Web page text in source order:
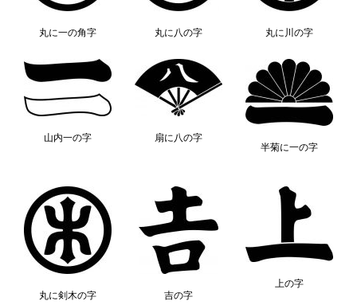
丸に一の角字 丸に八の字 丸に川の字
山内一の字
扇に八の字
半菊に一の字
丸に剣木の字 吉の字
上の字